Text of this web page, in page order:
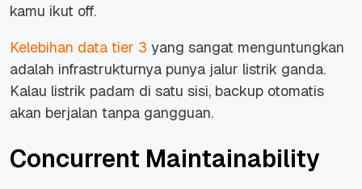
kamu ikut off.
Kelebihan data tier 3 yang sangat menguntungkan
adalah infrastrukturnya punya jalur listrik ganda.
Kalau listrik padam di satu sisi, backup otomatis
akan berjalan tanpa gangguan.
Concurrent Maintainability